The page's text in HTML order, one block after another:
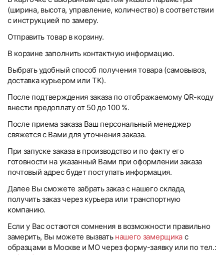
(ширина, высота, управление, количество) в соответствии
с инструкцией по замеру.
Отправить товар в корзину.
В корзине заполнить контактную информацию.
Выбрать удобный способ получения товара (самовывоз,
доставка курьером или ТК).
После подтверждения заказа по отображаемому QR-коду
внести предоплату от 50 до 100 %.
После приема заказа Ваш персональный менеджер
свяжется с Вами для уточнения заказа.
При запуске заказа в производство и по факту его
готовности на указанный Вами при оформлении заказа
почтовый адрес будет поступать информация.
Далее Вы сможете забрать заказ с нашего склада,
получить заказ через курьера или транспортную
компанию.
Если у Вас остаются сомнения в возможности правильно
замерить, Вы можете вызвать нашего замерщикас
образцами в Москве и МО через форму-заявку или по тел.: